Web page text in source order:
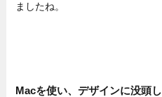
ましたね。
Macを使い、デザインに没頭